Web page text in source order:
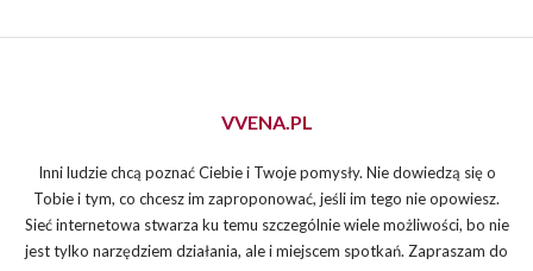
VVENA.PL
Inni ludzie chcą poznać Ciebie i Twoje pomysły. Nie dowiedzą się o
Tobie i tym, co chcesz im zaproponować, jeśli im tego nie opowiesz.
Sieć internetowa stwarza ku temu szczególnie wiele możliwości, bo nie
jest tylko narzędziem działania, ale i miejscem spotkań. Zapraszam do